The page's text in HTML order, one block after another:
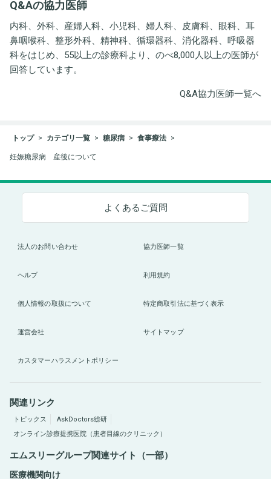
Q&Aの協力医師
内科、外科、産婦人科、小児科、婦人科、皮膚科、眼科、耳
鼻咽喉科、整形外科、精神科、循環器科、消化器科、呼吸器
科をはじめ、55以上の診療科より、のべ8,000人以上の医師が
回答しています。
Q&A協力医師一覧へ
トップ カテゴリ一覧 糖尿病 食事療法
妊娠糖尿病 産後について
よくあるご質問
法人のお問い合わせ 協力医師一覧
ヘルプ 利用規約
個人情報の取扱について 特定商取引法に基づく表示
運営会社 サイトマップ
カスタマーハラスメントポリシー
関連リンク
トピックス
AskDoctors総研
オンライン診療提携医院（患者目線のクリニック）
エムスリーグループ関連サイト（一部）
医療機関向け